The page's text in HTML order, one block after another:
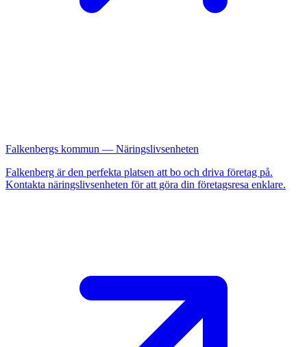
Falkenbergs kommun — Näringslivsenheten
Falkenberg är den perfekta platsen att bo och driva företag på.
Kontakta näringslivsenheten för att göra din företagsresa enklare.